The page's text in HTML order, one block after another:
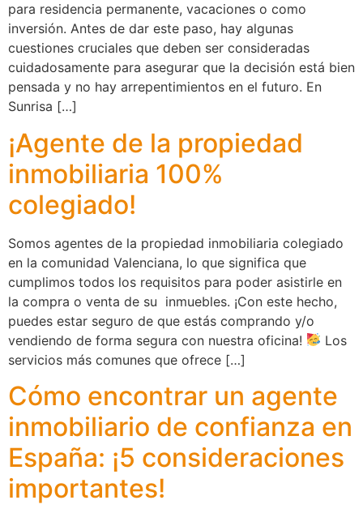
para residencia permanente, vacaciones o como
inversión. Antes de dar este paso, hay algunas
cuestiones cruciales que deben ser consideradas
cuidadosamente para asegurar que la decisión está bien
pensada y no hay arrepentimientos en el futuro. En
Sunrisa […]
¡Agente de la propiedad
inmobiliaria 100%
colegiado!
Somos agentes de la propiedad inmobiliaria colegiado
en la comunidad Valenciana, lo que significa que
cumplimos todos los requisitos para poder asistirle en
la compra o venta de su inmuebles. ¡Con este hecho,
puedes estar seguro de que estás comprando y/o
vendiendo de forma segura con nuestra oficina!
Los
servicios más comunes que ofrece […]
Cómo encontrar un agente
inmobiliario de confianza en
España: ¡5 consideraciones
importantes!